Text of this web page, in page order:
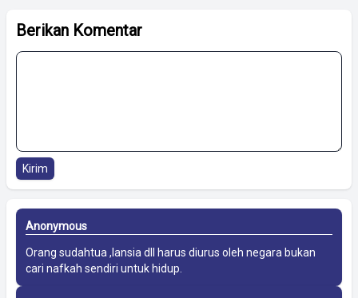
Berikan Komentar
Kirim
Anonymous
Orang sudahtua ,lansia dll harus diurus oleh negara bukan
cari nafkah sendiri untuk hidup.